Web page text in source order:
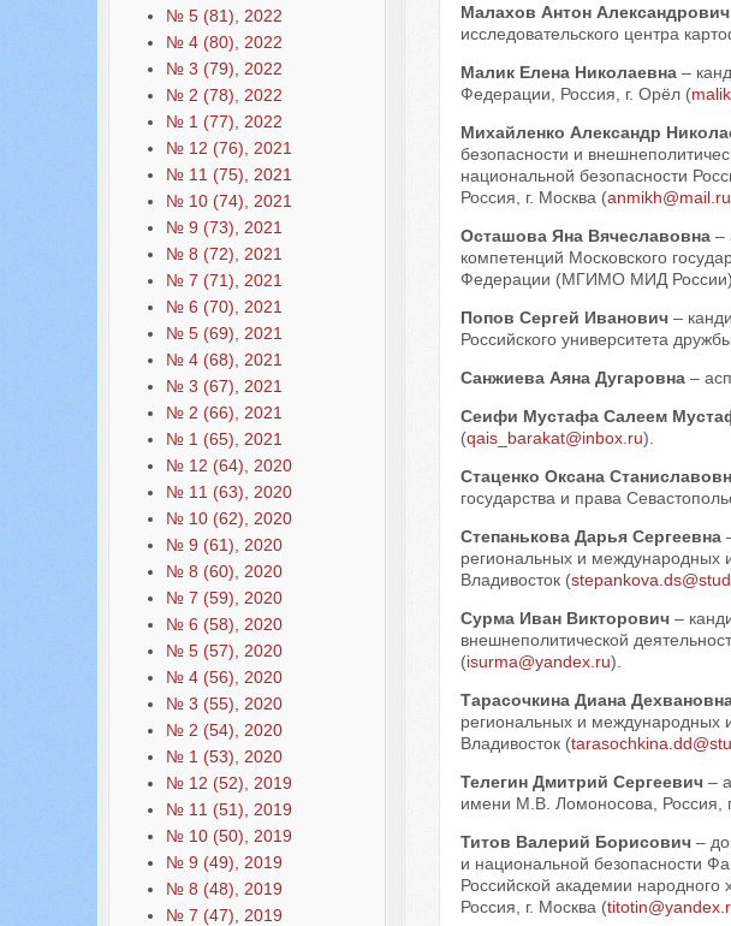
№ 5 (81), 2022
№ 4 (80), 2022
№ 3 (79), 2022
№ 2 (78), 2022
№ 1 (77), 2022
№ 12 (76), 2021
№ 11 (75), 2021
№ 10 (74), 2021
№ 9 (73), 2021
№ 8 (72), 2021
№ 7 (71), 2021
№ 6 (70), 2021
№ 5 (69), 2021
№ 4 (68), 2021
№ 3 (67), 2021
№ 2 (66), 2021
№ 1 (65), 2021
№ 12 (64), 2020
№ 11 (63), 2020
№ 10 (62), 2020
№ 9 (61), 2020
№ 8 (60), 2020
№ 7 (59), 2020
№ 6 (58), 2020
№ 5 (57), 2020
№ 4 (56), 2020
№ 3 (55), 2020
№ 2 (54), 2020
№ 1 (53), 2020
№ 12 (52), 2019
№ 11 (51), 2019
№ 10 (50), 2019
№ 9 (49), 2019
№ 8 (48), 2019
№ 7 (47), 2019
Малахов Антон Александрович
исследовательского центра
Малик Елена Николаевна–
Федерации, Россия, г. Орёл (
Михайленко Александр
безопасности и
национальной безопасности
Россия, г. Москва (anmikh@mail.ru
Осташова Яна Вячеславовна –
компетенций Московского
Федерации (МГИМО МИД России),
Попов Сергей Иванович –
Российского университета
Санжиева Аяна Дугаровна–
Сеифи Мустафа Салеем
(qais_barakat@inbox.ru).
Стаценко Оксана
государства и права
Степанькова Дарья Сергеевна
региональных и международных
Владивосток (
Сурма Иван Викторович–
внешнеполитической
(isurma@yandex.ru).
Тарасочкина Диана
региональных и международных
Владивосток (
Телегин Дмитрий Сергеевич–
имени М.В. Ломоносова, Россия,
Титов Валерий Борисович –
и национальной безопасности
Российской академии
Россия, г. Москва (